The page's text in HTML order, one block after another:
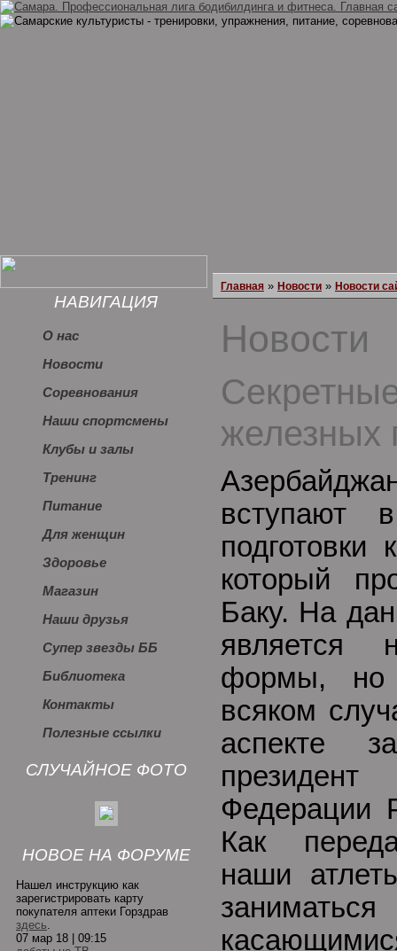
НАВИГАЦИЯ
О нас
Новости
Соревнования
Наши спортсмены
Клубы и залы
Тренинг
Питание
Для женщин
Здоровье
Магазин
Наши друзья
Супер звезды ББ
Библиотека
Контакты
Полезные ссылки
СЛУЧАЙНОЕ ФОТО
НОВОЕ НА ФОРУМЕ
Нашел инструкцию как
зарегистрировать карту
покупателя аптеки Горздрав
здесь.
07 мар 18 | 09:15
Главная » Новости » Новости
Новости
железных
вступают
подготовки
который
Баку. На
является
формы, но
всяком
аспекте
Федерации
Как
наши